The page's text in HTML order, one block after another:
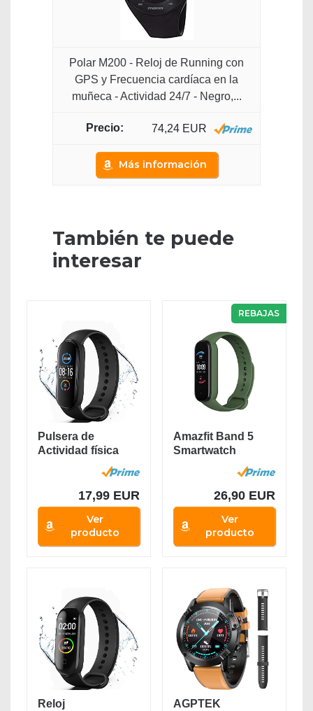
Polar M200 - Reloj de Running con
GPS y Frecuencia cardíaca en la
muñeca - Actividad 24/7 - Negro,...
74,24 EUR
Más información
También te puede
interesar
Pulsera de
Actividad física
17,99 EUR
Ver
producto
REBAJAS
Amazfit Band 5
Smartwatch
Tracker Fitness
26,90 EUR
Ver
producto
Reloj
AGPTEK